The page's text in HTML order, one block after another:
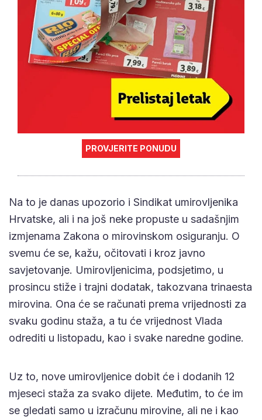
PROVJERITE PONUDU
Na to je danas upozorio i Sindikat umirovljenika
Hrvatske, ali i na još neke propuste u sadašnjim
izmjenama Zakona o mirovinskom osiguranju. O
svemu će se, kažu, očitovati i kroz javno
savjetovanje. Umirovljenicima, podsjetimo, u
prosincu stiže i trajni dodatak, takozvana trinaesta
mirovina. Ona će se računati prema vrijednosti za
svaku godinu staža, a tu će vrijednost Vlada
odrediti u listopadu, kao i svake naredne godine.
Uz to, nove umirovljenice dobit će i dodanih 12
mjeseci staža za svako dijete. Međutim, to će im
se gledati samo u izračunu mirovine, ali ne i kao